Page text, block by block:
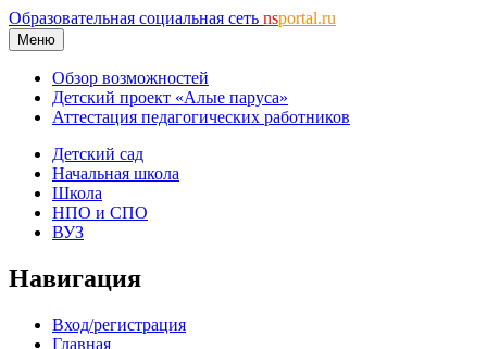
Образовательная социальная сеть nsportal.ru
Меню
Обзор возможностей
Детский проект «Алые паруса»
Аттестация педагогических работников
Детский сад
Начальная школа
Школа
НПО и СПО
ВУЗ
Навигация
Вход/регистрация
Главная